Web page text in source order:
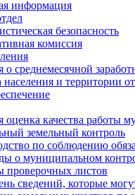
информация
безопасность
комиссия
среднемесячной
и территории
оценка качества работы
земельный контроль
по соблюдению
о муниципальном
листов
сведений, которые